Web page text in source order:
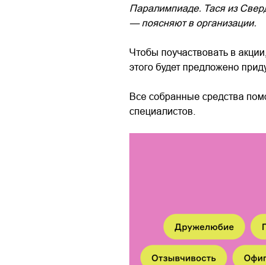
Паралимпиаде. Тася из
— поясняют в организации.
Чтобы поучаствовать в
этого будет предложено
Все собранные средства
специалистов.